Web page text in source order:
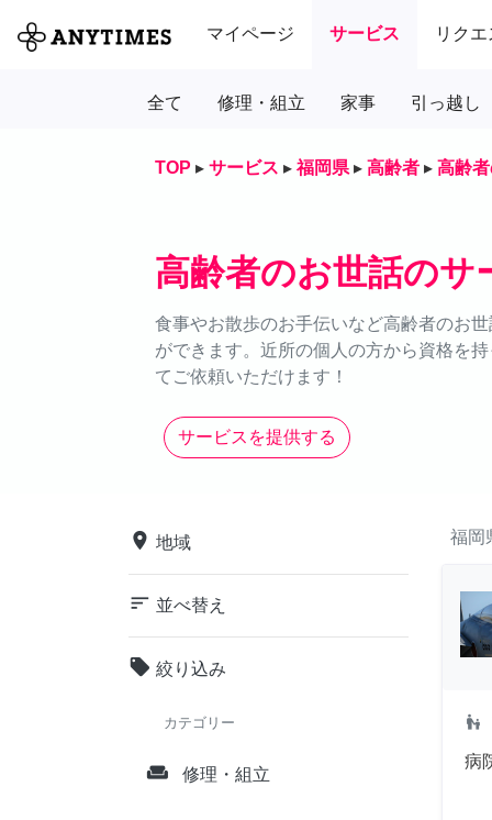
マイページ サービス リクエ
全て 修理・組立 家事 引っ越し
TOP ▸ サービス ▸ 福岡県 ▸ 高齢者 ▸ 高齢
高齢者のお世話のサ
食事やお散歩のお手伝いなど高齢者のお
ができます。近所の個人の方から資格を
てご依頼いただけます！
サービスを提供する
place 地域
sort 並べ替え
local_offer 絞り込み
カテゴリー
weekend 修理・組立
福岡
escalator_warning
病